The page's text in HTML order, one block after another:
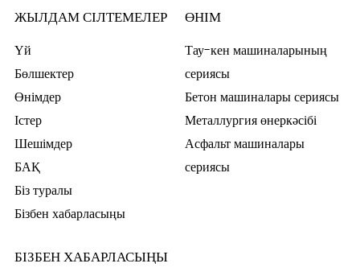
ЖЫЛДАМ СІЛТЕМЕЛЕР
Үй
Бөлшектер
Өнімдер
Істер
Шешімдер
БАҚ
Біз туралы
Бізбен хабарласыңы
ӨНІМ
Тау-кен машиналарының
сериясы
Бетон машиналары сериясы
Металлургия өнеркәсібі
Асфальт машиналары
сериясы
БІЗБЕН ХАБАРЛАСЫҢЫ